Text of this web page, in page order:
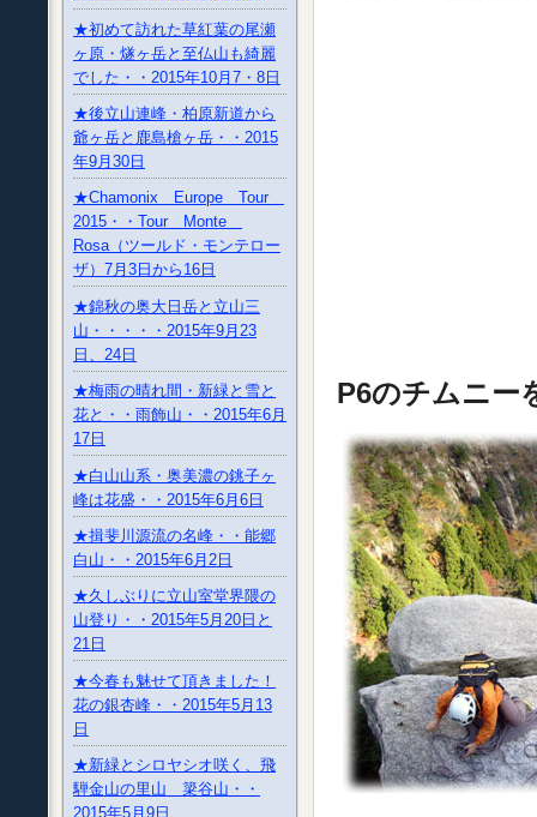
★初めて訪れた草紅葉の尾瀬
ヶ原・燧ヶ岳と至仏山も綺麗
でした・・2015年10月7・8日
★後立山連峰・柏原新道から
爺ヶ岳と鹿島槍ヶ岳・・2015
年9月30日
★Chamonix Europe Tour
2015・・Tour Monte
Rosa（ツールド・モンテロー
ザ）7月3日から16日
★錦秋の奥大日岳と立山三
山・・・・・2015年9月23
日、24日
★梅雨の晴れ間・新緑と雪と
花と・・雨飾山・・2015年6月
17日
★白山山系・奥美濃の銚子ヶ
峰は花盛・・2015年6月6日
★揖斐川源流の名峰・・能郷
白山・・2015年6月2日
★久しぶりに立山室堂界隈の
山登り・・2015年5月20日と
21日
★今春も魅せて頂きました！
花の銀杏峰・・2015年5月13
日
★新緑とシロヤシオ咲く、飛
騨金山の里山 簗谷山・・
2015年5月9日
P6のチムニ